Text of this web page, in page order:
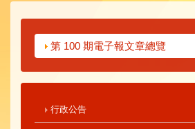
第 100 期電子報文章總覽
行政公告